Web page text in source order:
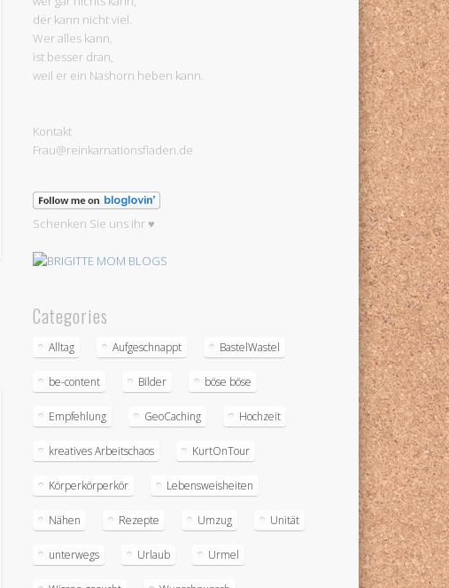
der kann nicht viel.
Wer alles kann,
ist besser dran,
weil er ein Nashorn heben kann.
Kontakt
Frau@reinkarnationsfladen.de
Schenken Sie uns ihr ♥
Categories
Alltag Aufgeschnappt BastelWastel
be-content Bilder böse böse
Empfehlung GeoCaching Hochzeit
kreatives Arbeitschaos KurtOnTour
Körperkörperkör Lebensweisheiten
Nähen Rezepte Umzug Unität
unterwegs Urlaub Urmel